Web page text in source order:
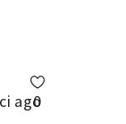
ago
0